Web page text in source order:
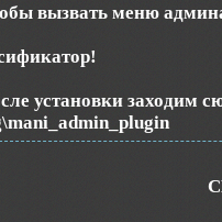
вызвать меню
установки заходим